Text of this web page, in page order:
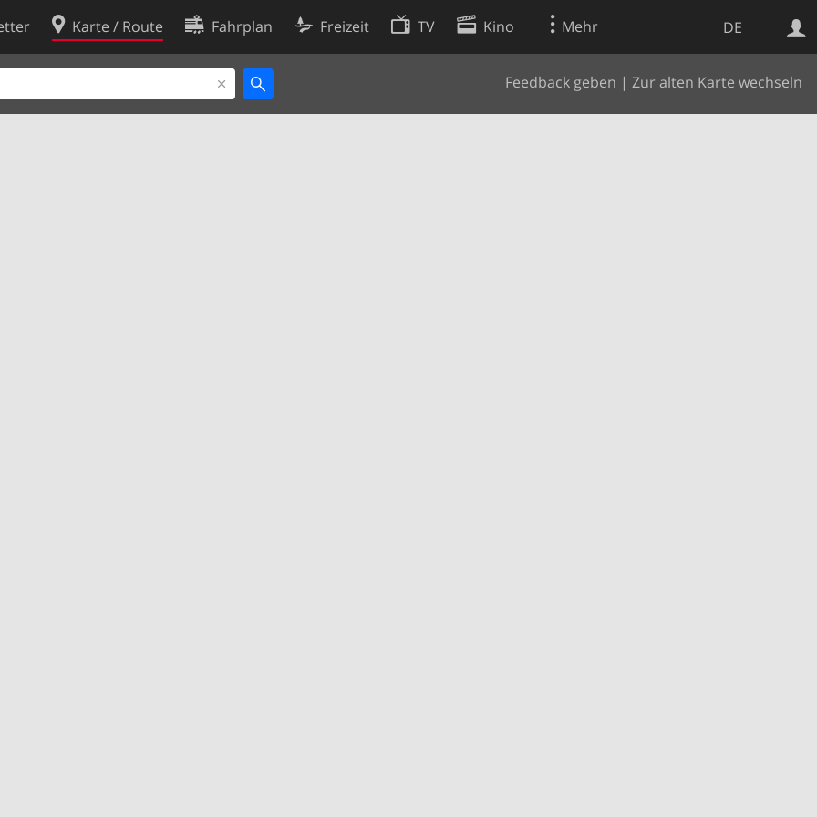
DE
Karte / Route Fahrplan Freizeit TV Kino Mehr
Feedback geben | Zur alten Karte wechseln
Websuche
Cookie-Richtlinie
Cookie-Einstellungen